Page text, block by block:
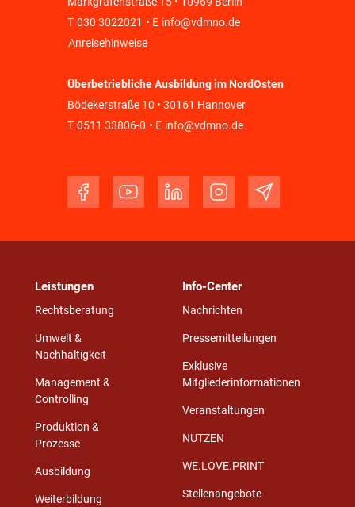
T 030 3022021 • E info@vdmno.de
Anreisehinweise
Überbetriebliche Ausbildung im NordOsten
Bödekerstraße 10 • 30161 Hannover
T 0511 33806-0 • E info@vdmno.de
Leistungen
Rechtsberatung
Umwelt &
Nachhaltigkeit
Management &
Controlling
Produktion &
Prozesse
Ausbildung
Weiterbildung
Info-Center
Nachrichten
Pressemitteilungen
Exklusive
Mitgliederinformationen
Veranstaltungen
NUTZEN
WE.LOVE.PRINT
Stellenangebote